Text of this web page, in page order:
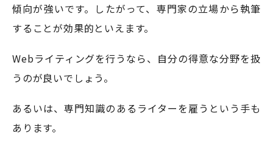
傾向が強いです。したがって、専門家の立場から執筆
することが効果的といえます。
Webライティングを行うなら、自分の得意な分野を扱
うのが良いでしょう。
あるいは、専門知識のあるライターを雇うという手も
あります。